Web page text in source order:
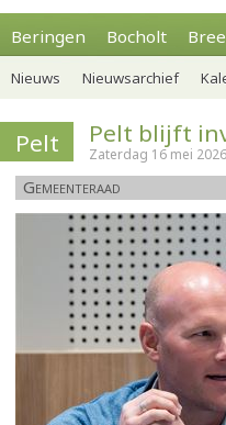
Beringen Bocholt Bree
Nieuws Nieuwsarchief
Pelt Pelt blijft
Zaterdag 16 mei 2026
Gemeenteraad